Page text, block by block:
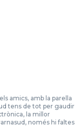
amics, amb la parella
tens de tot per gaudir
la millor
només hi faltes